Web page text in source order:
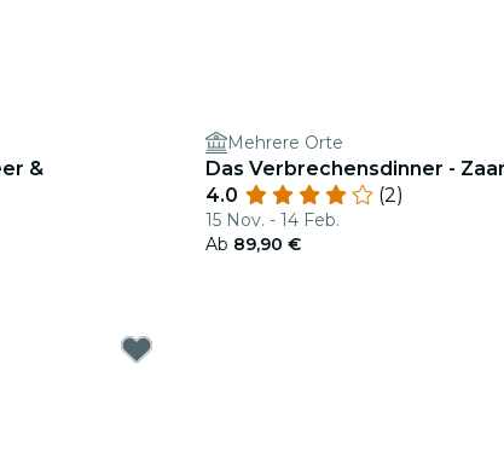
&
Mehrere Orte
Das Verbrechensdinner -
4.0
(2)
15 Nov. - 14 Feb.
Ab 89,90 €